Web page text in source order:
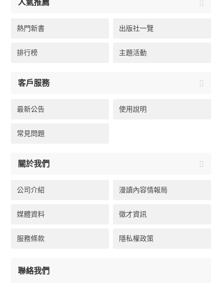
人氣推薦
熱門新書 出版社一覽
排行榜 主題活動
客戶服務
最新公告 使用說明
常見問題
關於我們
公司介紹 漫讀內容情報局
媒體資料 徵才資訊
服務條款 隱私權政策
聯絡我們